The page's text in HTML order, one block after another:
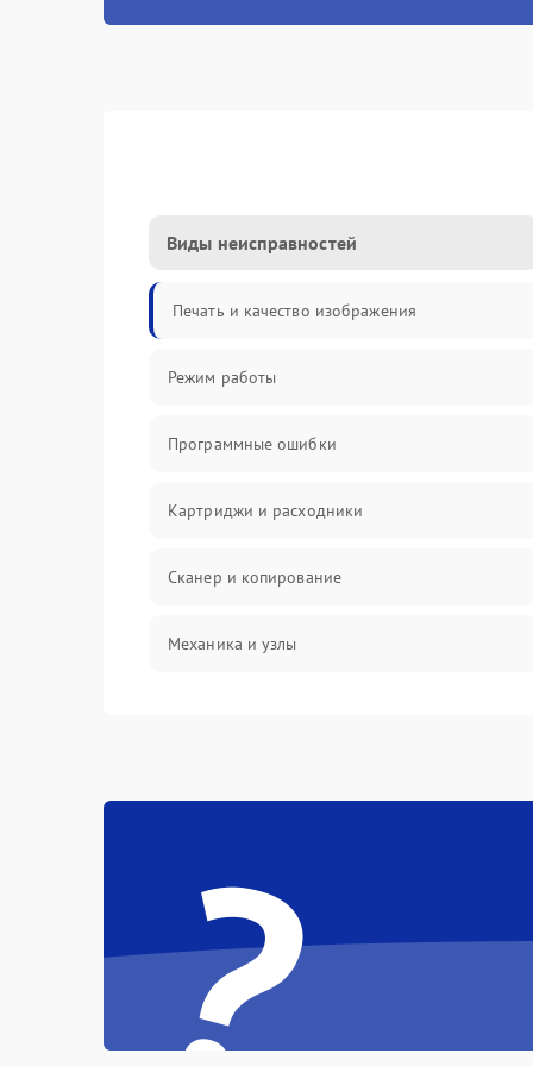
Виды неисправностей
Печать и качество изображения
Режим работы
Программные ошибки
Картриджи и расходники
Сканер и копирование
Механика и узлы
Изображение
Проблемы с механикой
Питание и запуск
?